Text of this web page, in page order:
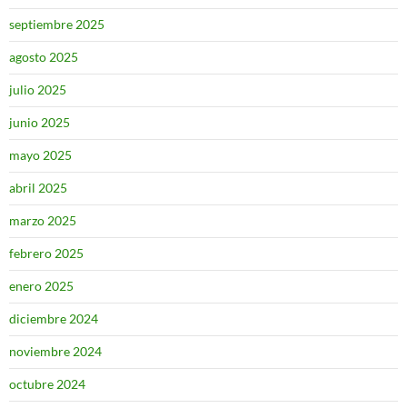
septiembre 2025
agosto 2025
julio 2025
junio 2025
mayo 2025
abril 2025
marzo 2025
febrero 2025
enero 2025
diciembre 2024
noviembre 2024
octubre 2024